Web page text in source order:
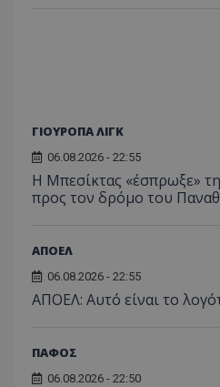
ΓΙΟΥΡΟΠΑ ΛΙΓΚ
06.08.2026 - 22:55
Η Μπεσίκτας «έσπρωξε»
προς τον δρόμο του
ΑΠΟΕΛ
06.08.2026 - 22:55
ΑΠΟΕΛ: Αυτό είναι το
ΠΑΦΟΣ
06.08.2026 - 22:50